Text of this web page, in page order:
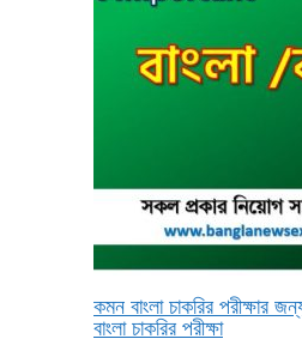
কমন বাংলা চাকরির
বাংলা চাকরির পরীক্ষা